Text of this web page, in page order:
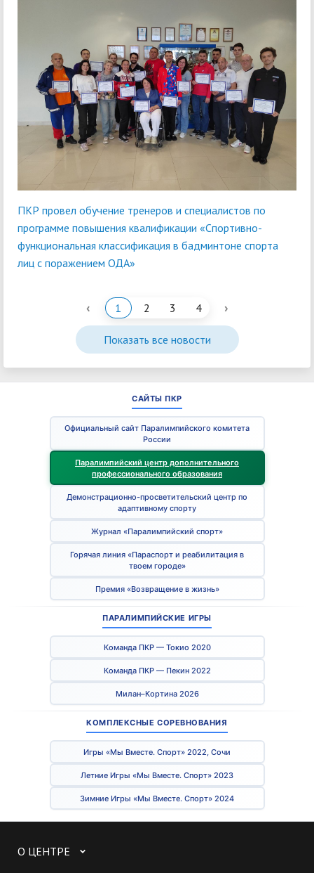
ПКР провел обучение тренеров и специалистов по
программе повышения квалификации «Спортивно-
функциональная классификация в бадминтоне спорта
лиц с поражением ОДА»
‹ 1 2 3 4 ›
Показать все новости
САЙТЫ ПКР
Официальный сайт Паралимпийского комитета
России
Паралимпийский центр дополнительного
профессионального образования
Демонстрационно-просветительский центр по
адаптивному спорту
Журнал «Паралимпийский спорт»
Горячая линия «Параспорт и реабилитация в
твоем городе»
Премия «Возвращение в жизнь»
ПАРАЛИМПИЙСКИЕ ИГРЫ
Команда ПКР — Токио 2020
Команда ПКР — Пекин 2022
Милан–Кортина 2026
КОМПЛЕКСНЫЕ СОРЕВНОВАНИЯ
Игры «Мы Вместе. Спорт» 2022, Сочи
Летние Игры «Мы Вместе. Спорт» 2023
Зимние Игры «Мы Вместе. Спорт» 2024
О ЦЕНТРЕ